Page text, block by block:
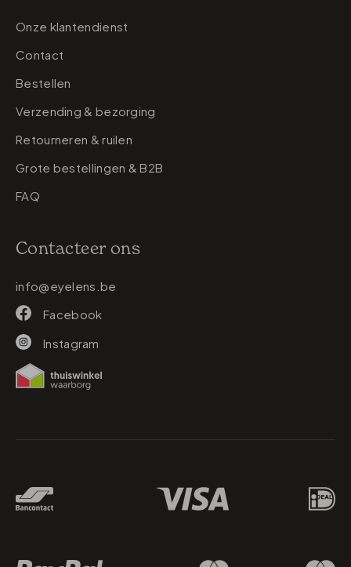
Onze klantendienst
Contact
Bestellen
Verzending & bezorging
Retourneren & ruilen
Grote bestellingen & B2B
FAQ
Contacteer ons
info@eyelens.be
Facebook
Instagram